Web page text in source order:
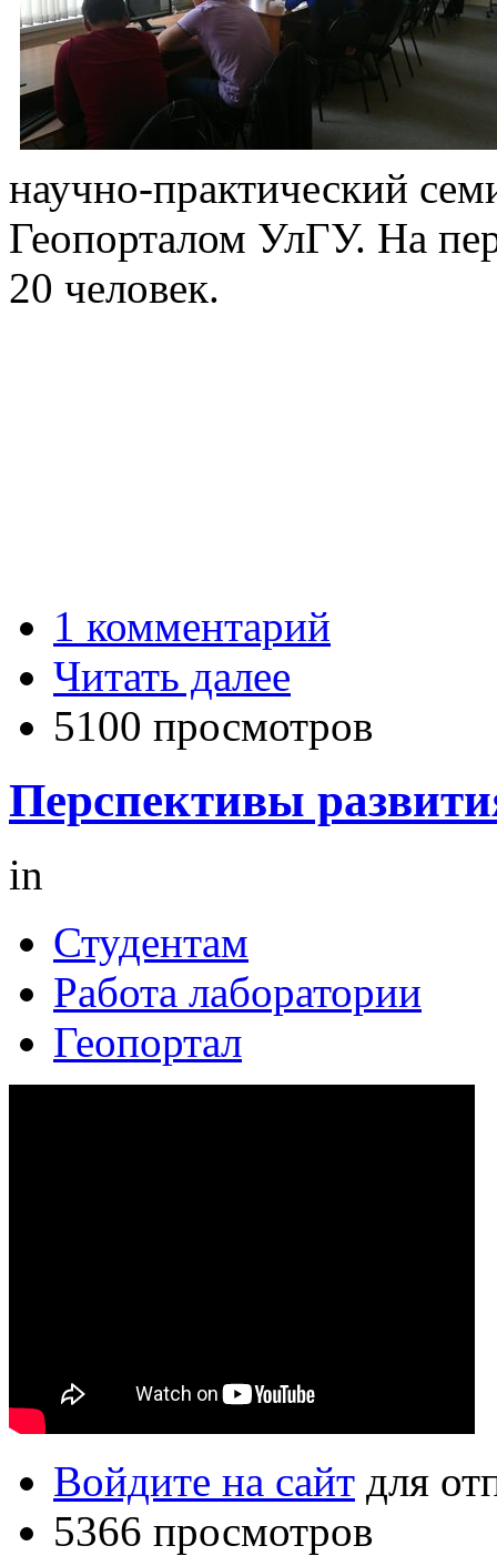
научно-практический
Геопорталом УлГУ. На
20 человек.
1 комментарий
Читать далее
5100 просмотров
Перспективы
in
Студентам
Работа лаборатории
Геопортал
Войдите на сайт для
5366 просмотров